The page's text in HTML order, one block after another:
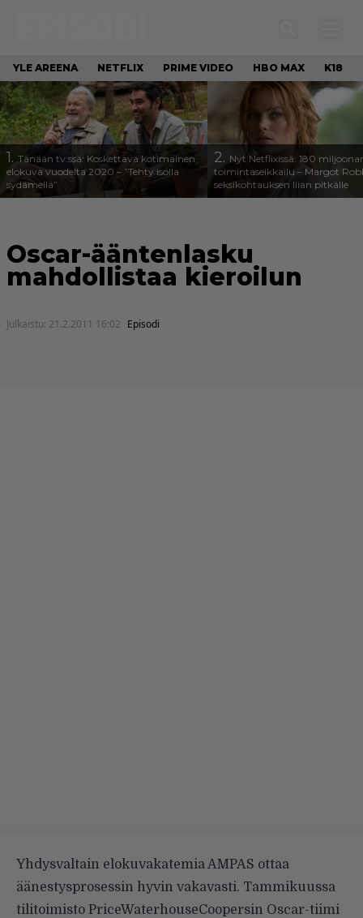
YLE AREENA NETFLIX PRIME VIDEO HBO MAX K18
1. Tänään tv:ssä: Koskettava kotimainen
elokuva vuodelta 2020 – ”Tehty isolla
sydämellä”
2. Nyt Netflixissä: 180
toimintaseikkailu – Margot
seksikohtauksen liian pitkälle
Oscar-ääntenlasku
mahdollistaa kieroilun
Julkaistu: 21.2.2011 16:02 Episodi
Yhdysvaltain elokuvakatemia AMPAS ottaa
äänestysprosessin hyvin vakavasti. Tammikuussa
tilitoimisto PriceWaterhouseCoopersin Oscar-tiimi